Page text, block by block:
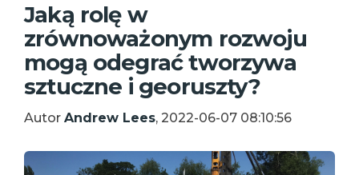
Jaką rolę w
zrównoważonym rozwoju
mogą odegrać tworzywa
sztuczne i georuszty?
Autor Andrew Lees, 2022-06-07 08:10:56